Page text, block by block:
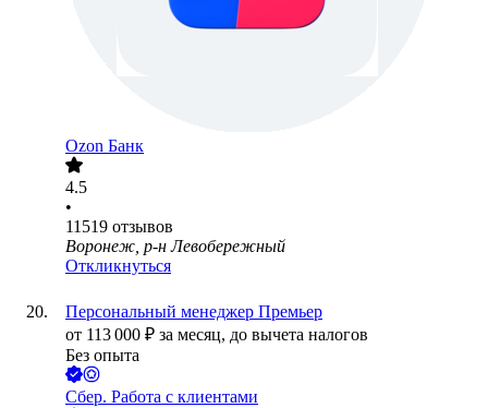
Ozon Банк
4.5
•
11519 отзывов
Воронеж, р-н Левобережный
Откликнуться
Персональный менеджер Премьер
от 113 000 ₽ за месяц, до вычета налогов
Без опыта
Сбер. Работа с клиентами